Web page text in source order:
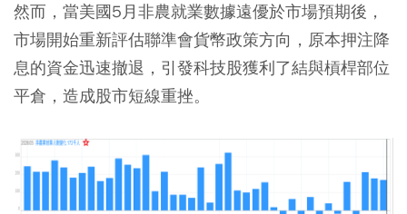
然而，當美國5月非農就業數據遠優於市場預期後，
市場開始重新評估聯準會貨幣政策方向，原本押注降
息的資金迅速撤退，引發科技股獲利了結與槓桿部位
平倉，造成股市短線重挫。